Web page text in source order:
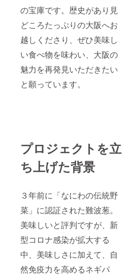
の宝庫です。歴史があり見
どころたっぷりの大阪へお
越しくださり、ぜひ美味し
い食べ物を味わい、大阪の
魅力を再発見いただきたい
と願っています。
プロジェクトを立
ち上げた背景
３年前に「なにわの伝統野
菜」に認証された難波葱。
美味しいと評判ですが、新
型コロナ感染が拡大する
中、美味しさに加えて、自
然免疫力を高めるネギパ